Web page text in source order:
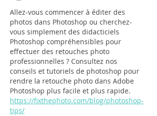
Allez-vous commencer à éditer des
photos dans Photoshop ou cherchez-
vous simplement des didacticiels
Photoshop compréhensibles pour
effectuer des retouches photo
professionnelles ? Consultez nos
conseils et tutoriels de photoshop pour
rendre la retouche photo dans Adobe
Photoshop plus facile et plus rapide.
https://fixthephoto.com/blog/photoshop-
tips/